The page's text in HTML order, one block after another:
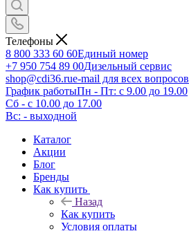
Телефоны
8 800 333 60 60Единый номер
+7 950 754 89 00Дизельный сервис
shop@cdi36.rue-mail для всех вопросов
График работыПн - Пт: с 9.00 до 19.00
Сб - с 10.00 до 17.00
Вс: - выходной
Каталог
Акции
Блог
Бренды
Как купить
Назад
Как купить
Условия оплаты